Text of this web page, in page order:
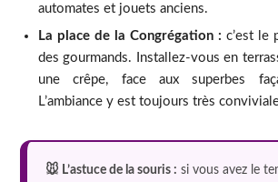
automates et jouets anciens.
La place de la Congrégation : c’est le
des gourmands. Installez-vous en
une crêpe, face aux superbes
L’ambiance y est toujours très
🐭 L’astuce de la souris : si vous avez le